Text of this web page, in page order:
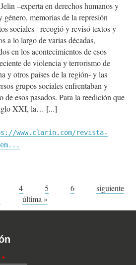
–experta en derechos humanos y
memorias de la represión
sociales– recogió y revisó textos y
a lo largo de varias décadas,
en los acontecimientos de esos
de violencia y terrorismo de
y otros países de la región- y las
grupos sociales enfrentaban y
de esos pasados. Para la reedición que
XXI, la…
www.clarin.com/revista-
4 5 6
siguiente
última »
*